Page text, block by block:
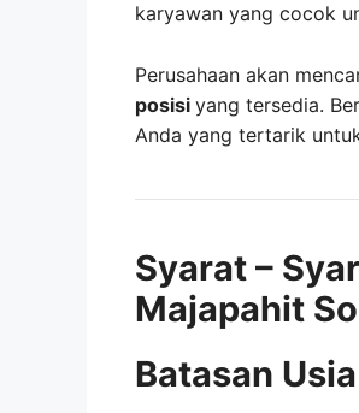
karyawan yang cocok
Perusahaan akan
posisi yang tersedia.
Anda yang tertarik
Syarat –
Majapahit
Batasan